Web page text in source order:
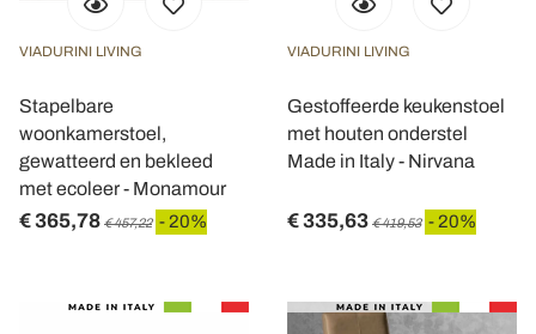
VIADURINI LIVING
Stapelbare
woonkamerstoel,
gewatteerd en bekleed
met ecoleer - Monamour
€ 365,78 € 457,22 - 20%
VIADURINI LIVING
Gestoffeerde keukenstoel
met houten onderstel
Made in Italy - Nirvana
€ 335,63 € 419,53 - 20%